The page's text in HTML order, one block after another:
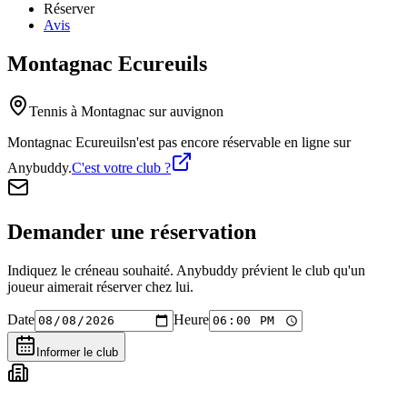
Réserver
Avis
Montagnac Ecureuils
Tennis à Montagnac sur auvignon
Montagnac Ecureuilsn'est pas encore réservable en ligne sur
Anybuddy.C'est votre club ?
Demander une réservation
Indiquez le créneau souhaité. Anybuddy prévient le club qu'un
joueur aimerait réserver chez lui.
Date Heure
Informer le club